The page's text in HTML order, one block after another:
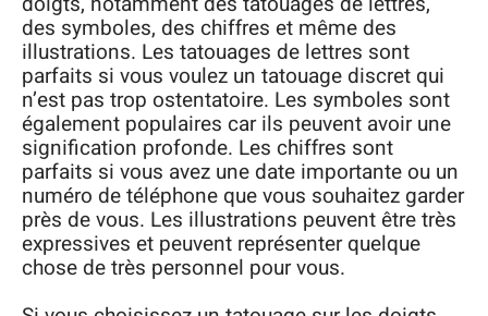
des symboles, des chiffres et même des
illustrations. Les tatouages de lettres sont
parfaits si vous voulez un tatouage discret qui
n’est pas trop ostentatoire. Les symboles sont
également populaires car ils peuvent avoir une
signification profonde. Les chiffres sont
parfaits si vous avez une date importante ou un
numéro de téléphone que vous souhaitez garder
près de vous. Les illustrations peuvent être très
expressives et peuvent représenter quelque
chose de très personnel pour vous.